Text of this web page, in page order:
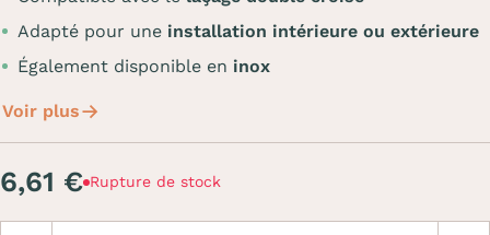
Adapté pour une installation intérieure ou extérieure
Également disponible en inox
Voir plus
6,61 € Rupture de stock